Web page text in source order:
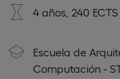
4 años, 240 ECTS
Escuela de
Computación -